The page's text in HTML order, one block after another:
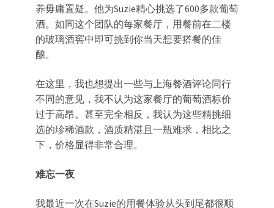
养毋庸置疑。他为Suzie精心挑选了600多款葡萄
酒。如同这个团队的每家餐厅，用餐前在二楼
的玻璃酒窖中即可挑到你当天想要搭餐的佳
酿。
在这里，我也想提出一些与上海餐酒评论同行
不同的意见，我不认为这家餐厅的葡萄酒标价
过于高昂。甚至完全相反，我认为这些精挑细
选的珍稀酒款，酒质精湛且一瓶难求，相比之
下，价格显得非常合理。
难忘一夜
我最近一次在Suzie的用餐体验从头到尾都很顺